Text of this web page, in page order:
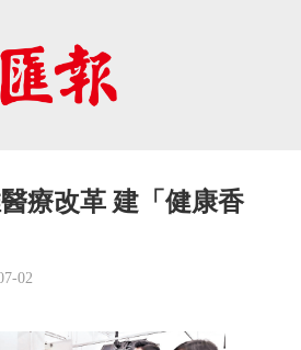
療改革 建「健康香
02